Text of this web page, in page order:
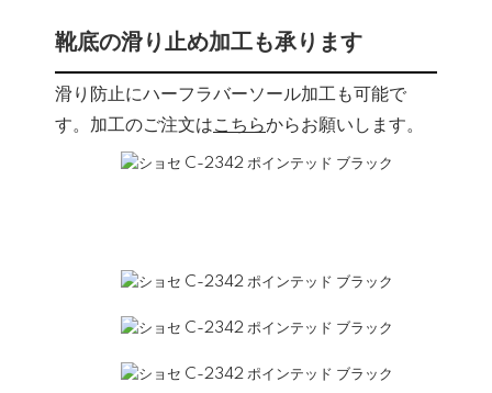
靴底の滑り止め加工も承ります
滑り防止にハーフラバーソール加工も可能で
す。加工のご注文はこちらからお願いします。